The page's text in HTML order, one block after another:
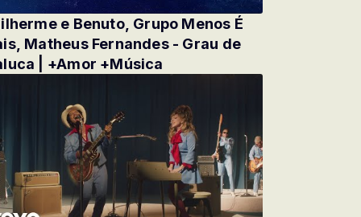
e Benuto, Grupo Menos É
Matheus Fernandes - Grau de
| +Amor +Música